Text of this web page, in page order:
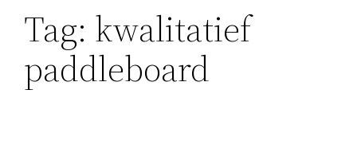
Tag: kwalitatief
paddleboard